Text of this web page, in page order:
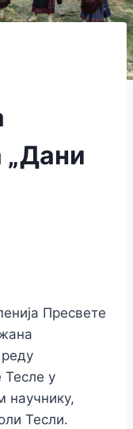
„Дани
Пресвете
Тесле у
научнику,
Тесли.